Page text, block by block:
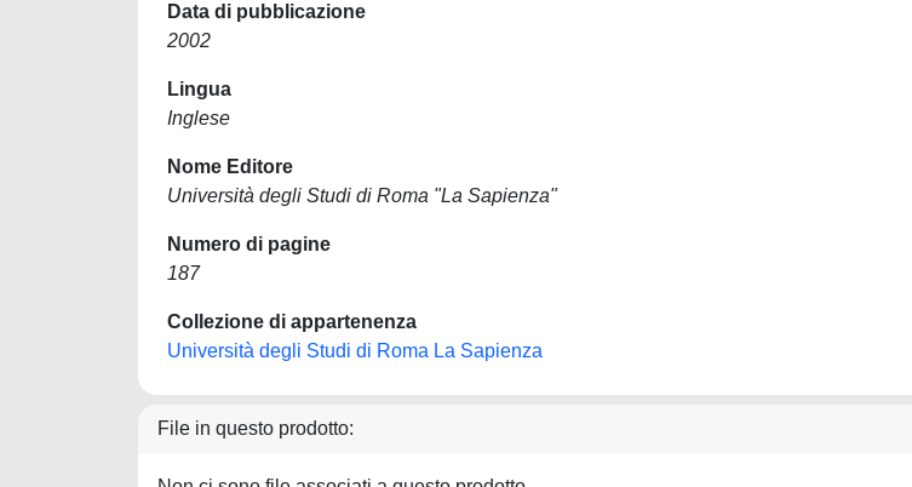
Data di pubblicazione
2002
Lingua
Inglese
Nome Editore
Università degli Studi di Roma "La Sapienza"
Numero di pagine
187
Collezione di appartenenza
Università degli Studi di Roma La Sapienza
File in questo prodotto: